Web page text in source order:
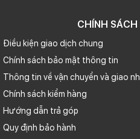
CHÍNH
Điều kiện giao dịch chung
Chính sách bảo mật thông tin
Thông tin về vận chuyển và giao
Chính sách kiểm hàng
Hướng dẫn trả góp
Quy định bảo hành